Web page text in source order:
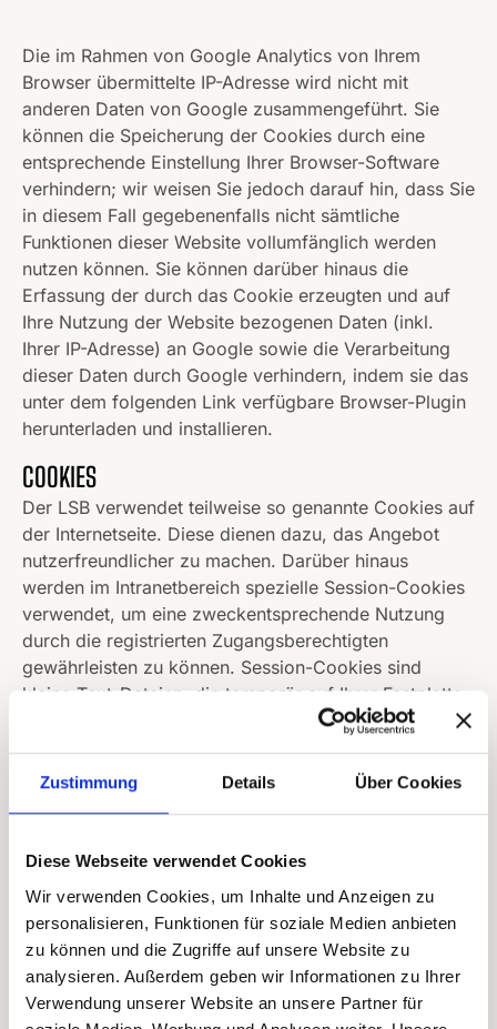
Zustimmung Details Über Cookies
Diese Webseite verwendet Cookies
Wir verwenden Cookies, um Inhalte und Anzeigen zu
personalisieren, Funktionen für soziale Medien anbieten
zu können und die Zugriffe auf unsere Website zu
analysieren. Außerdem geben wir Informationen zu Ihrer
Verwendung unserer Website an unsere Partner für
Die im Rahmen von Google Analytics von Ihrem
Browser übermittelte IP-Adresse wird nicht mit
anderen Daten von Google zusammengeführt. Sie
können die Speicherung der Cookies durch eine
entsprechende Einstellung Ihrer Browser-Software
verhindern; wir weisen Sie jedoch darauf hin, dass Sie
in diesem Fall gegebenenfalls nicht sämtliche
Funktionen dieser Website vollumfänglich werden
nutzen können. Sie können darüber hinaus die
Erfassung der durch das Cookie erzeugten und auf
Ihre Nutzung der Website bezogenen Daten (inkl.
Ihrer IP-Adresse) an Google sowie die Verarbeitung
dieser Daten durch Google verhindern, indem sie das
unter dem folgenden Link verfügbare Browser-Plugin
herunterladen und installieren.
COOKIES
Der LSB verwendet teilweise so genannte Cookies auf
der Internetseite. Diese dienen dazu, das Angebot
nutzerfreundlicher zu machen. Darüber hinaus
werden im Intranetbereich spezielle Session-Cookies
verwendet, um eine zweckentsprechende Nutzung
durch die registrierten Zugangsberechtigten
gewährleisten zu können. Session-Cookies sind
kleine Text-Dateien, die temporär auf Ihrer Festplatte
abgelegt werden und die nach der Beendigung der
Session (der Kommunikationsbeziehung mit unserem
Intranet) gelöscht werden. Unsere Session-Cookies
akzeptieren Session-Cookies automatisch. Sie
Festplatte verhindern, indem Sie in Ihren Browser-
Einstellungen festlegen, dass Sie keine Cookies
akzeptieren. Dann ist eine Nutzung des LSB-Intranets
jedoch nicht möglich.